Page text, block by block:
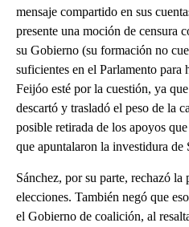
mensaje compartido en sus
presente una moción de censura
su Gobierno (su formación no
suficientes en el Parlamento para
Feijóo esté por la cuestión, ya
descartó y trasladó el peso de la
posible retirada de los apoyos
que apuntalaron la investidura de
Sánchez, por su parte, rechazó
elecciones. También negó que
el Gobierno de coalición, al